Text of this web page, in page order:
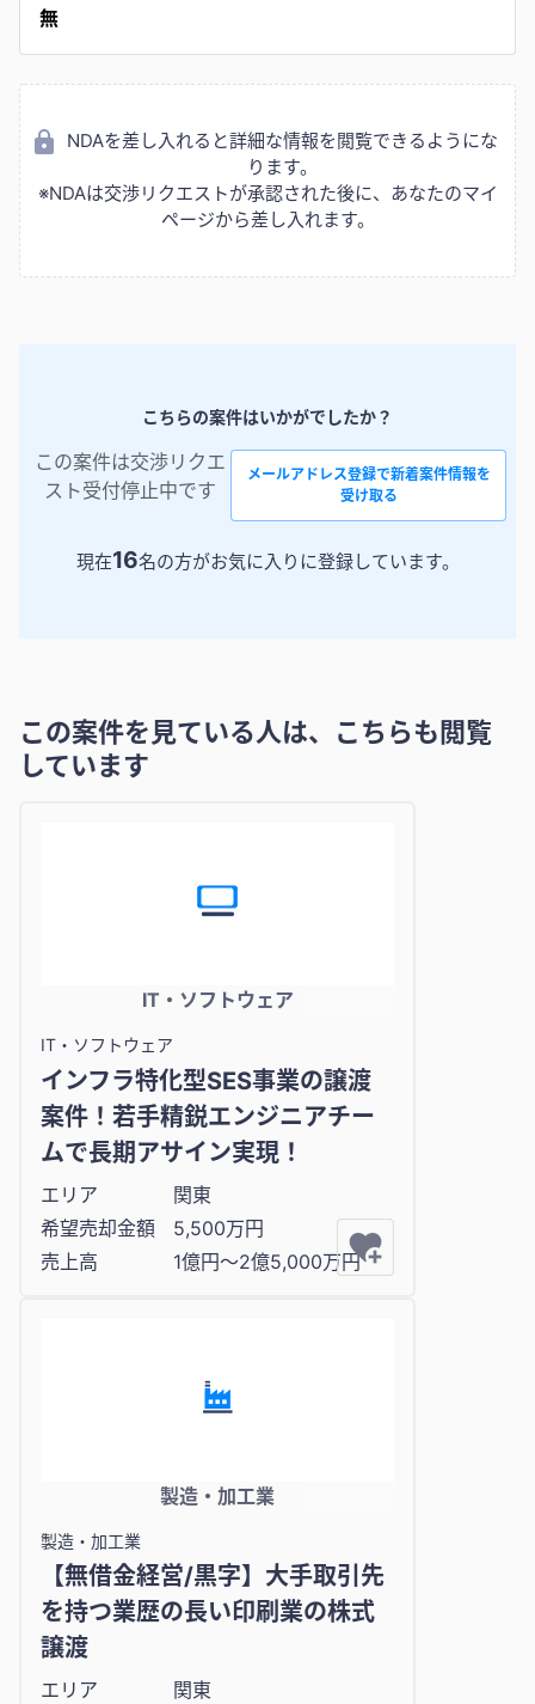
無
NDAを差し入れると詳細な情報を閲覧できるようにな
ります。
※NDAは交渉リクエストが承認された後に、あなたのマイ
ページから差し入れます。
こちらの案件はいかがでしたか？
この案件は交渉リクエ
スト受付停止中です
メールアドレス登録で新着案件情報を
受け取る
現在16名の方がお気に入りに登録しています。
この案件を見ている人は、こちらも閲覧
しています
IT・ソフトウェア
IT・ソフトウェア
インフラ特化型SES事業の譲渡
案件！若手精鋭エンジニアチー
ムで長期アサイン実現！
エリア
関東
希望売却金額
5,500万円
売上高
1億円〜2億5,000万円
製造・加工業
製造・加工業
【無借金経営/黒字】大手取引先
を持つ業歴の長い印刷業の株式
譲渡
エリア
関東